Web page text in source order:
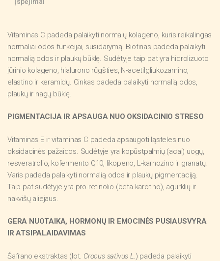
Vitaminas C padeda palaikyti normalų kolageno, kuris reikalingas
normaliai odos funkcijai, susidarymą. Biotinas padeda palaikyti
normalią odos ir plaukų būklę. Sudėtyje taip pat yra hidrolizuoto
jūrinio kolageno, hialurono rūgšties, N-acetilgliukozamino,
elastino ir keramidų. Cinkas padeda palaikyti normalią odos,
plaukų ir nagų būklę.
PIGMENTACIJA IR APSAUGA NUO OKSIDACINIO STRESO
Vitaminas E ir vitaminas C padeda apsaugoti ląsteles nuo
oksidacinės pažaidos. Sudėtyje yra kopūstpalmių (acai) uogų,
resveratrolio, kofermento Q10, likopeno, L-karnozino ir granatų.
Varis padeda palaikyti normalią odos ir plaukų pigmentaciją.
Taip pat sudėtyje yra pro-retinolio (beta karotino), agurklių ir
nakvišų aliejaus.
GERA NUOTAIKA, HORMONŲ IR EMOCINĖS PUSIAUSVYRA
IR ATSIPALAIDAVIMAS
Šafrano ekstraktas (lot. Crocus sativus L.) padeda palaikyti